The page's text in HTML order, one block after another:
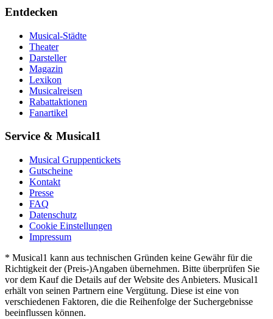
Entdecken
Musical-Städte
Theater
Darsteller
Magazin
Lexikon
Musicalreisen
Rabattaktionen
Fanartikel
Service & Musical1
Musical Gruppentickets
Gutscheine
Kontakt
Presse
FAQ
Datenschutz
Cookie Einstellungen
Impressum
* Musical1 kann aus technischen Gründen keine Gewähr für die
Richtigkeit der (Preis-)Angaben übernehmen. Bitte überprüfen Sie
vor dem Kauf die Details auf der Website des Anbieters. Musical1
erhält von seinen Partnern eine Vergütung. Diese ist eine von
verschiedenen Faktoren, die die Reihenfolge der Suchergebnisse
beeinflussen können.